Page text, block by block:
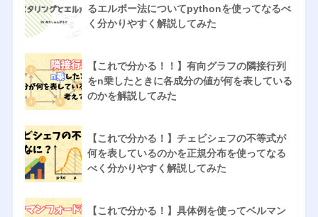
るエルボー法についてpythonを使ってなるべ
く分かりやすく解説してみた
【これで分かる！！】有向グラフの隣接行列
をn乗したときに各成分の値が何を表している
のかを解説してみた
【これで分かる！】チェビシェフの不等式が
何を表しているのかを正規分布を使ってなる
べく分かりやすく解説してみた
【これで分かる！】具体例を使ってベルマン